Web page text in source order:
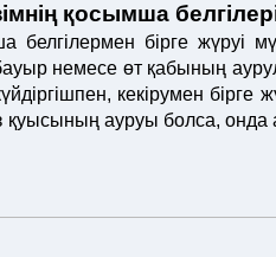
қосымша
бірге жүруі
немесе өт қабының
кекірумен бірге
қуысының ауруы болса, онда